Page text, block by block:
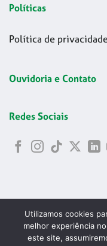
Políticas
Política de
Ouvidoria e Contato
Redes Sociais
Utilizamos cookies
melhor experiência
este site,